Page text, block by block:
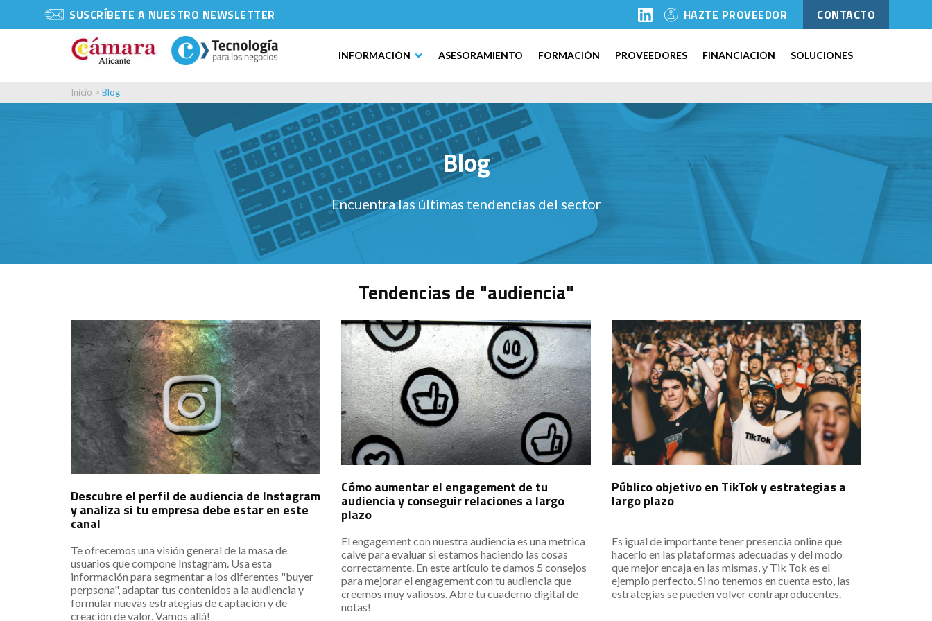
SUSCRÍBETE A NUESTRO NEWSLETTER HAZTE PROVEEDOR CONTACTO
INFORMACIÓN ASESORAMIENTO FORMACIÓN PROVEEDORES FINANCIACIÓN SOLUCIONES
Inicio > Blog
Blog
Encuentra las últimas tendencias del sector
Tendencias de "audiencia"
Descubre el perfil de audiencia de Instagram
y analiza si tu empresa debe estar en este
canal
Te ofrecemos una visión general de la masa de
usuarios que compone Instagram. Usa esta
información para segmentar a los diferentes "buyer
perpsona", adaptar tus contenidos a la audiencia y
formular nuevas estrategias de captación y de
creación de valor. Vamos allá!
Cómo aumentar el engagement de tu
audiencia y conseguir relaciones a largo
plazo
El engagement con nuestra audiencia es una metrica
calve para evaluar si estamos haciendo las cosas
correctamente. En este artículo te damos 5 consejos
para mejorar el engagement con tu audiencia que
creemos muy valiosos. Abre tu cuaderno digital de
notas!
Público objetivo en TikTok y estrategias a
largo plazo
Es igual de importante tener presencia online que
hacerlo en las plataformas adecuadas y del modo
que mejor encaja en las mismas, y Tik Tok es el
ejemplo perfecto. Si no tenemos en cuenta esto, las
estrategias se pueden volver contraproducentes.